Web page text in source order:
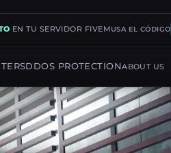
EN TU SERVIDOR FIVEMUSA EL CÓDIGO
DDOS PROTECTIONABOUT US